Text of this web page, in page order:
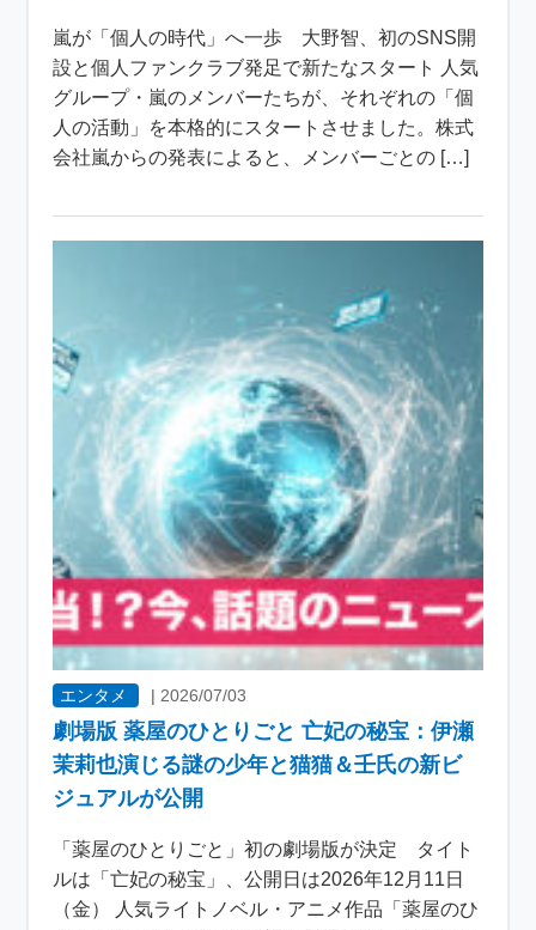
嵐が「個人の時代」へ一歩 大野智、初のSNS開
設と個人ファンクラブ発足で新たなスタート 人気
グループ・嵐のメンバーたちが、それぞれの「個
人の活動」を本格的にスタートさせました。株式
会社嵐からの発表によると、メンバーごとの […]
エンタメ | 2026/07/03
劇場版 薬屋のひとりごと 亡妃の秘宝：伊瀬
茉莉也演じる謎の少年と猫猫＆壬氏の新ビ
ジュアルが公開
「薬屋のひとりごと」初の劇場版が決定 タイト
ルは「亡妃の秘宝」、公開日は2026年12月11日
（金） 人気ライトノベル・アニメ作品「薬屋のひ